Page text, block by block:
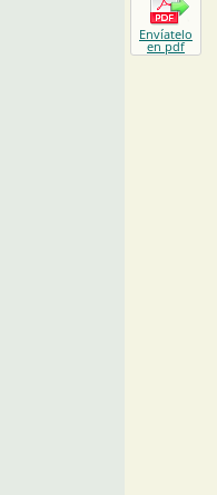
Envíatelo
en pdf